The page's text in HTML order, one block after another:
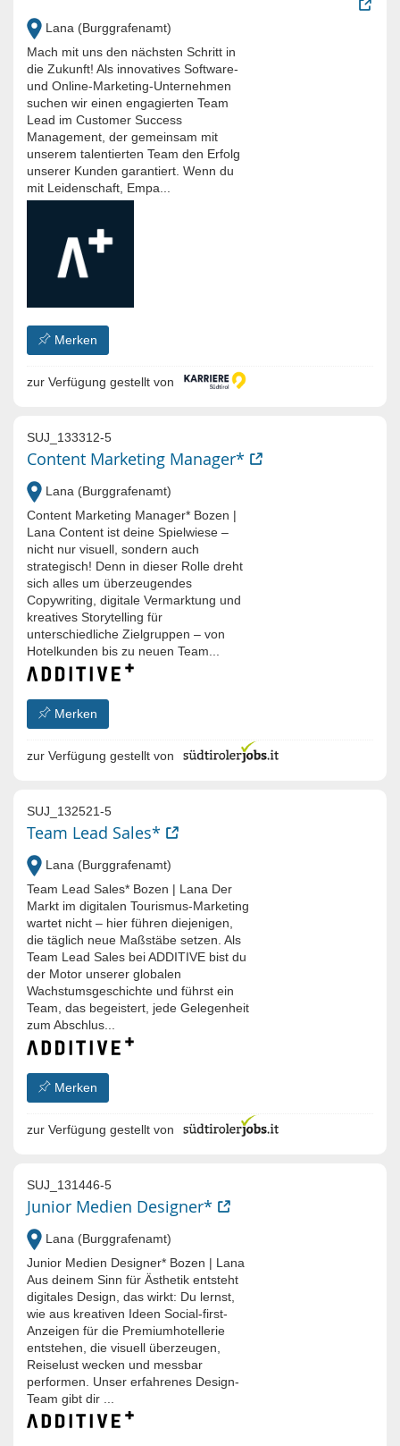
Lana (Burggrafenamt)
Mach mit uns den nächsten Schritt in
die Zukunft! Als innovatives Software-
und Online-Marketing-Unternehmen
suchen wir einen engagierten Team
Lead im Customer Success
Management, der gemeinsam mit
unserem talentierten Team den Erfolg
unserer Kunden garantiert. Wenn du
mit Leidenschaft, Empa...
Merken
zur Verfügung gestellt von
SUJ_133312-5
Content Marketing Manager*
Lana (Burggrafenamt)
Content Marketing Manager* Bozen |
Lana Content ist deine Spielwiese –
nicht nur visuell, sondern auch
strategisch! Denn in dieser Rolle dreht
sich alles um überzeugendes
Copywriting, digitale Vermarktung und
kreatives Storytelling für
unterschiedliche Zielgruppen – von
Hotelkunden bis zu neuen Team...
Merken
zur Verfügung gestellt von
SUJ_132521-5
Team Lead Sales*
Lana (Burggrafenamt)
Team Lead Sales* Bozen | Lana Der
Markt im digitalen Tourismus-Marketing
wartet nicht – hier führen diejenigen,
die täglich neue Maßstäbe setzen. Als
Team Lead Sales bei ADDITIVE bist du
der Motor unserer globalen
Wachstumsgeschichte und führst ein
Team, das begeistert, jede Gelegenheit
zum Abschlus...
Merken
zur Verfügung gestellt von
SUJ_131446-5
Junior Medien Designer*
Lana (Burggrafenamt)
Junior Medien Designer* Bozen | Lana
Aus deinem Sinn für Ästhetik entsteht
digitales Design, das wirkt: Du lernst,
wie aus kreativen Ideen Social-first-
Anzeigen für die Premiumhotellerie
entstehen, die visuell überzeugen,
Reiselust wecken und messbar
performen. Unser erfahrenes Design-
Team gibt dir ...